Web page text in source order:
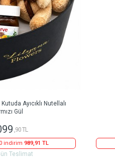
Ayıcıklı Nutellalı
Gül
,90 TL
indirim 989,91 TL
Teslimat